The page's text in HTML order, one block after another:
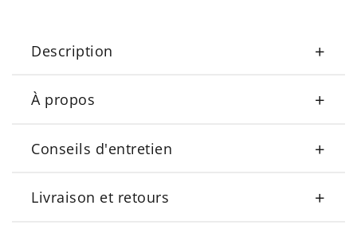
Description +
À propos +
Conseils d'entretien +
Livraison et retours +